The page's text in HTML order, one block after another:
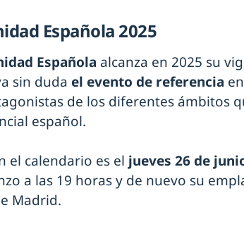
Española 2025
Española alcanza en 2025 su
sin duda el evento de referencia
de los diferentes ámbitos
español.
el calendario es el jueves 26 de
a las 19 horas y de nuevo su
Madrid.